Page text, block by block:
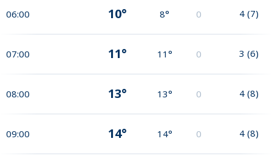
06:00 10° 8° 0 4 (7)
07:00 11° 11° 0 3 (6)
08:00 13° 13° 0 4 (8)
09:00 14° 14° 0 4 (8)